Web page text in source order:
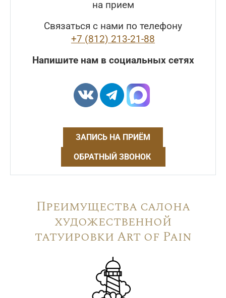
на прием
Связаться с нами по телефону
+7 (812) 213-21-88
Напишите нам в социальных сетях
ЗАПИСЬ НА ПРИЁМ
ОБРАТНЫЙ ЗВОНОК
Преимущества салона
художественной
татуировки Art of Pain